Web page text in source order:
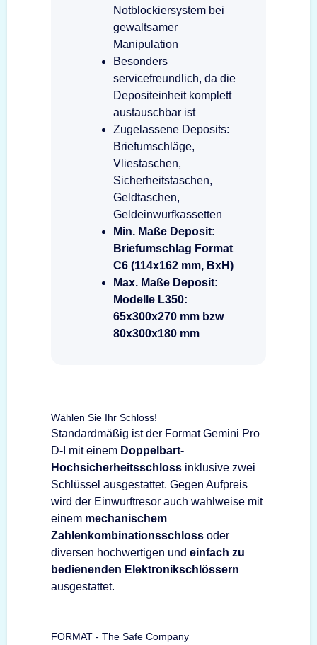
Notblockiersystem bei
gewaltsamer
Manipulation
Besonders
servicefreundlich, da die
Depositeinheit komplett
austauschbar ist
Zugelassene Deposits:
Briefumschläge,
Vliestaschen,
Sicherheitstaschen,
Geldtaschen,
Geldeinwurfkassetten
Min. Maße Deposit:
Briefumschlag Format
C6 (114x162 mm, BxH)
Max. Maße Deposit:
Modelle L350:
65x300x270 mm bzw
80x300x180 mm
Wählen Sie Ihr Schloss!
Standardmäßig ist der Format Gemini Pro
D-I mit einem Doppelbart-
Hochsicherheitsschloss inklusive zwei
Schlüssel ausgestattet. Gegen Aufpreis
wird der Einwurftresor auch wahlweise mit
einem mechanischem
Zahlenkombinationsschloss oder
diversen hochwertigen und einfach zu
bedienenden Elektronikschlössern
ausgestattet.
FORMAT - The Safe Company